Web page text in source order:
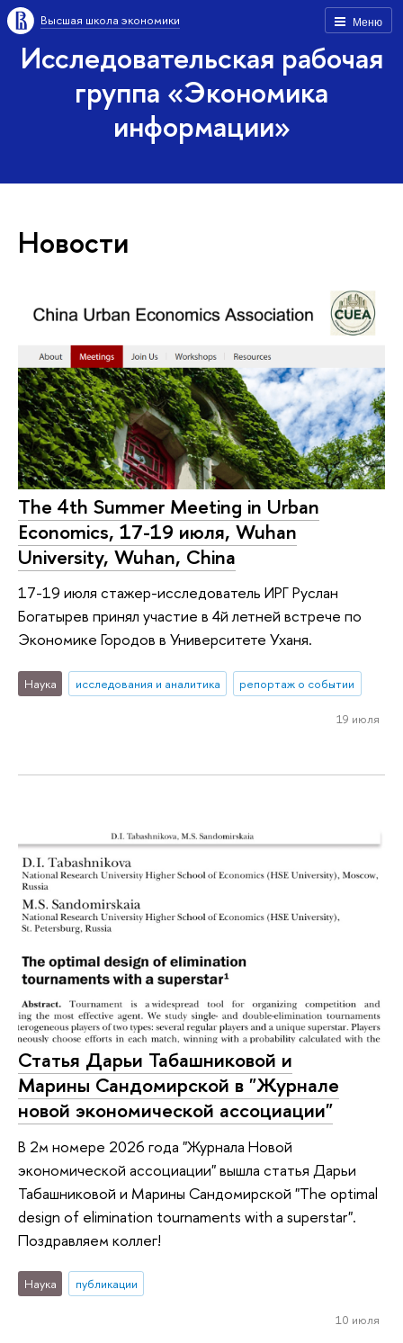
Меню
Высшая школа экономики
Исследовательская рабочая
группа «Экономика
информации»
Новости
The 4th Summer Meeting in Urban
Economics, 17-19 июля, Wuhan
University, Wuhan, China
17-19 июля стажер-исследователь ИРГ Руслан
Богатырев принял участие в 4й летней встрече по
Экономике Городов в Университете Уханя.
Наука исследования и аналитика репортаж о событии
19 июля
Статья Дарьи Табашниковой и
Марины Сандомирской в "Журнале
новой экономической ассоциации"
В 2м номере 2026 года "Журнала Новой
экономической ассоциации" вышла статья Дарьи
Табашниковой и Марины Сандомирской "The optimal
design of elimination tournaments with a superstar".
Поздравляем коллег!
Наука публикации
10 июля